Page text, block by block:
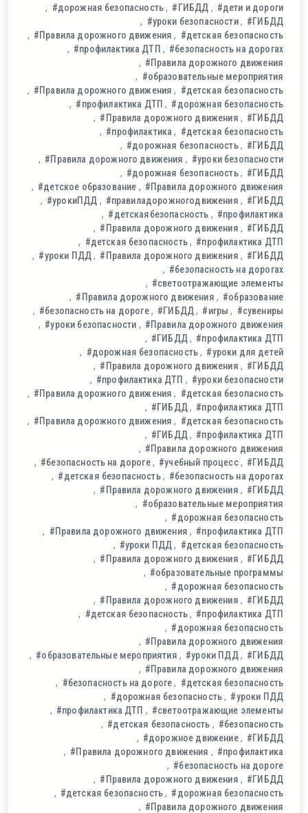
#дорожная безопасность
#ГИБДД
#дети и дороги
#уроки безопасности
#ГИБДД
#Правила дорожного движения
#детская безопасность
#профилактика ДТП
#безопасность на дорогах
#Правила дорожного движения
#образовательные мероприятия
#Правила дорожного движения
#детская безопасность
#профилактика ДТП
#дорожная безопасность
#Правила дорожного движения
#ГИБДД
#профилактика
#детская безопасность
#дорожная безопасность
#ГИБДД
#Правила дорожного движения
#уроки безопасности
#дорожная безопасность
#ГИБДД
#детское образование
#Правила дорожного движения
#урокиПДД
#правиладорожногодвижения
#ГИБДД
#детскаябезопасность
#профилактика
#Правила дорожного движения
#ГИБДД
#детская безопасность
#профилактика ДТП
#уроки ПДД
#Правила дорожного движения
#ГИБДД
#безопасность на дорогах
#светоотражающие элементы
#Правила дорожного движения
#образование
#безопасность на дороге
#ГИБДД #игры
#сувениры
#уроки безопасности
#Правила дорожного движения
#ГИБДД
#профилактика ДТП
#дорожная безопасность
#уроки для детей
#Правила дорожного движения
#ГИБДД
#профилактика ДТП
#уроки безопасности
#Правила дорожного движения
#детская безопасность
#ГИБДД
#профилактика ДТП
#Правила дорожного движения
#детская безопасность
#ГИБДД
#профилактика ДТП
#Правила дорожного движения
#безопасность на дороге
#учебный процесс
#ГИБДД
#детская безопасность
#безопасность на дорогах
#Правила дорожного движения
#ГИБДД
#образовательные мероприятия
#дорожная безопасность
#Правила дорожного движения
#профилактика ДТП
#уроки ПДД
#детская безопасность
#Правила дорожного движения
#ГИБДД
#образовательные программы
#дорожная безопасность
#Правила дорожного движения
#ГИБДД
#детская безопасность
#профилактика ДТП
#дорожная безопасность
#Правила дорожного движения
#образовательные мероприятия
#уроки ПДД
#ГИБДД
#Правила дорожного движения
#безопасность на дороге
#детская безопасность
#дорожная безопасность
#уроки ПДД
#профилактика ДТП
#светоотражающие элементы
#детская безопасность
#безопасность
#дорожное движение
#ГИБДД
#Правила дорожного движения
#профилактика
#безопасность на дороге
#Правила дорожного движения
#ГИБДД
#детская безопасность
#дорожная безопасность
#Правила дорожного движения